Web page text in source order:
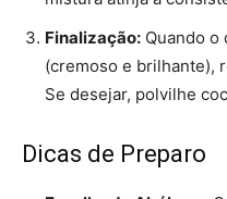
Finalização: Quando o
(cremoso e brilhante),
Se desejar, polvilhe
Dicas de Preparo